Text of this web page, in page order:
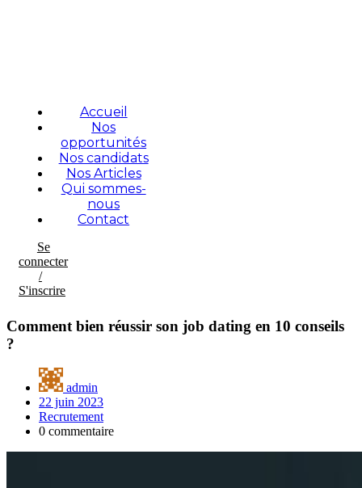
Accueil
Nos
opportunités
Nos candidats
Nos Articles
Qui sommes-
nous
Contact
Se
connecter
/
S'inscrire
Comment bien réussir son job dating en 10 conseils
?
admin
22 juin 2023
Recrutement
0 commentaire